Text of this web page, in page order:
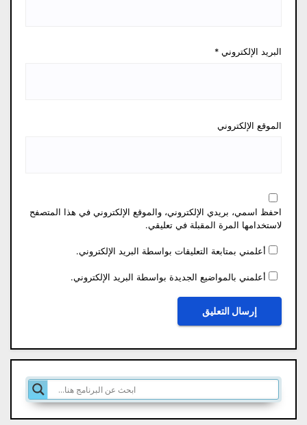
البريد الإلكتروني *
الموقع الإلكتروني
احفظ اسمي، بريدي الإلكتروني، والموقع الإلكتروني في هذا المتصفح
لاستخدامها المرة المقبلة في تعليقي.
أعلمني بمتابعة التعليقات بواسطة البريد الإلكتروني.
أعلمني بالمواضيع الجديدة بواسطة البريد الإلكتروني.